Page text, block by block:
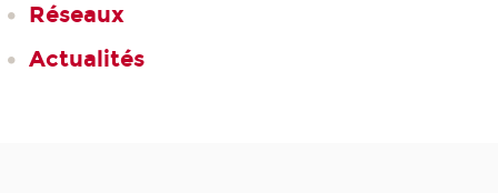
Réseaux
Actualités